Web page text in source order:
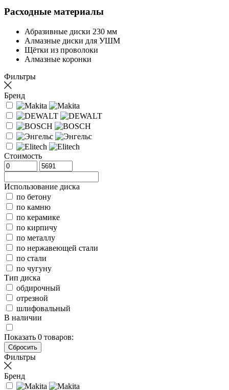
Расходные материалы
Абразивные диски 230 мм
Алмазные диски для УШМ
Щётки из проволоки
Алмазные коронки
Фильтры
Бренд
Стоимость
Использование диска
по бетону
по камню
по керамике
по кирпичу
по металлу
по нержавеющей стали
по стали
по чугуну
Тип диска
обдирочный
отрезной
шлифовальный
В наличии
Показать 0 товаров:
Фильтры
Бренд